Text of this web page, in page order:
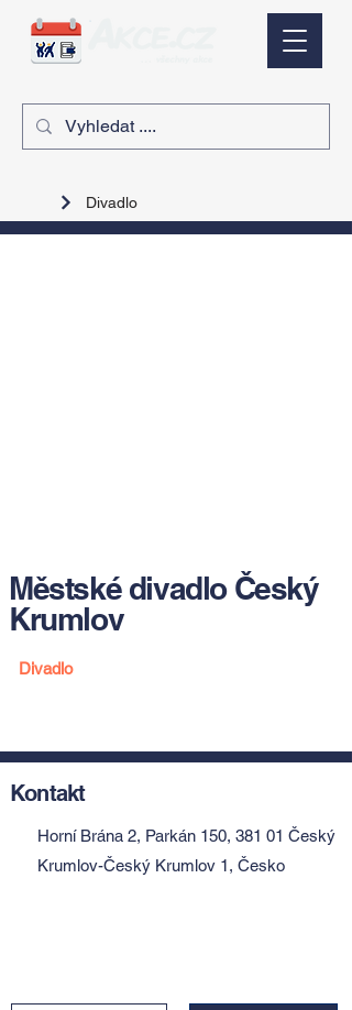
Divadlo
Městské divadlo Český
Krumlov
Divadlo
Kontakt
Horní Brána 2, Parkán 150, 381 01 Český
Krumlov-Český Krumlov 1, Česko